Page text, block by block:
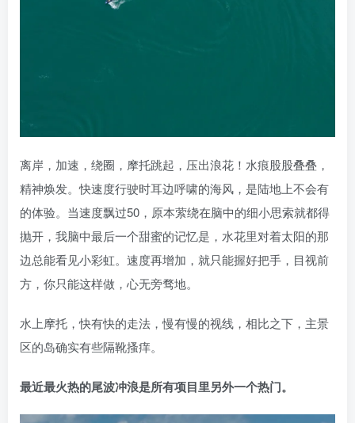
离岸，加速，绕圈，摩托跳起，压出浪花！水痕股股叠叠，
精神焕发。快速度行驶时耳边呼啸的海风，是陆地上不会有
的体验。当速度飘过50，原本萦绕在脑中的细小思索就都得
抛开，我脑中最后一个甜蜜的记忆是，水花里对着太阳的那
边总能看见小彩虹。速度再增加，就只能握好把手，目视前
方，你只能这样做，心无旁骛地。
水上摩托，快有快的走法，慢有慢的视线，相比之下，主景
区的岛确实有些隔靴搔痒。
最近最火热的尾波冲浪是所有项目里另外一个热门。